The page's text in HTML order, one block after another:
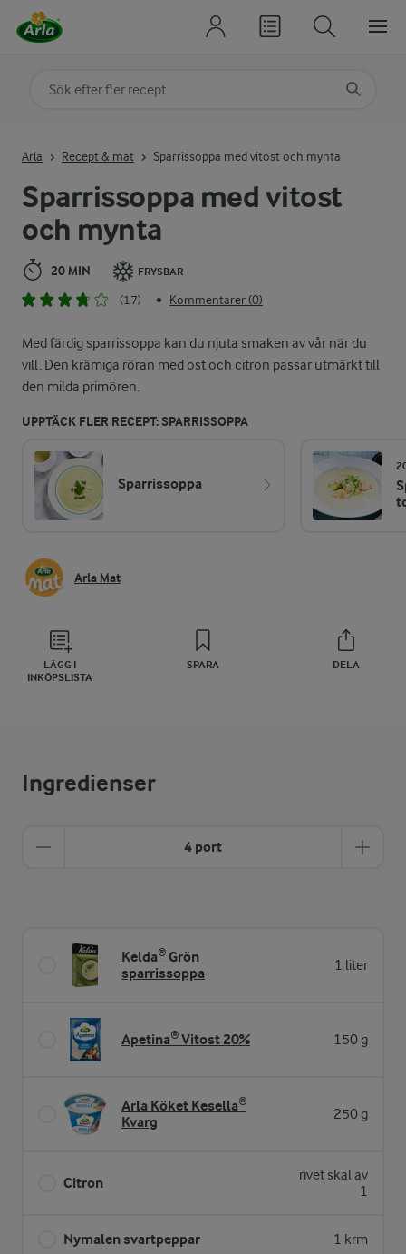
Sparrissoppa med vitost
och mynta
20 MIN FRYSBAR
(17) • Kommentarer (0)
Med färdig sparrissoppa kan du njuta smaken av vår när du
vill. Den krämiga röran med ost och citron passar utmärkt till
den milda primören.
UPPTÄCK FLER RECEPT: SPARRISSOPPA
Sparrissoppa
Arla Mat
LÄGG I
INKÖPSLISTA
SPARA DELA
Arla Recept & mat Sparrissoppa med vitost och mynta
Ingredienser
4 port
Kelda® Grön
sparrissoppa
1 liter
Apetina® Vitost 20% 150 g
Arla Köket Kesella®
Kvarg
250 g
Citron
rivet skal av
1
Nymalen svartpeppar 1 krm
Sök på kategori eller ingrediens